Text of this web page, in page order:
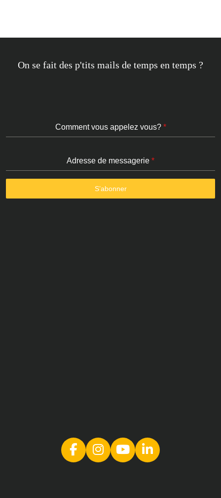
On se fait des p'tits mails de temps en temps ?
Comment vous appelez vous? *
Adresse de messagerie *
S’abonner